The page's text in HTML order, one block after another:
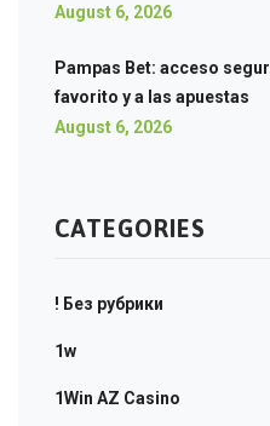
August 6, 2026
Pampas Bet: acceso
favorito y a las apuestas
August 6, 2026
CATEGORIES
! Без рубрики
1w
1Win AZ Casino